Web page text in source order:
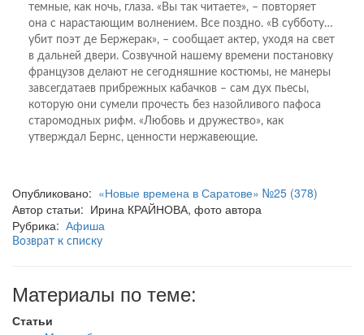
темные, как ночь, глаза. «Вы так читаете», – повторяет
она с нарастающим волнением. Все поздно. «В субботу…
убит поэт де Бержерак», – сообщает актер, уходя на свет
в дальней двери. Созвучной нашему времени постановку
французов делают не сегодняшние костюмы, не манеры
завсегдатаев прибрежных кабачков – сам дух пьесы,
которую они сумели прочесть без назойливого пафоса
старомодных рифм. «Любовь и дружество», как
утверждал Бернс, ценности нержавеющие.
Опубликовано: «Новые времена в Саратове» №25 (378)
Автор статьи: Ирина КРАЙНОВА, фото автора
Рубрика: Афиша
Возврат к списку
Материалы по теме:
Статьи